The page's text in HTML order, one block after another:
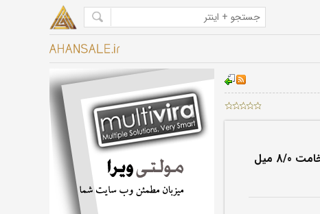
ورق گالوانیزه امیرکبیر کاشان ضخامت 8/0 میل